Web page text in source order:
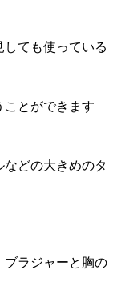
ても使っている
ことができます
どの大きめのタ
ブラジャーと胸の